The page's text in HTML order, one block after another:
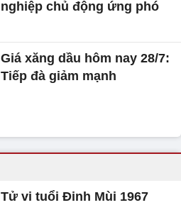
nghiệp chủ động ứng phó
Giá xăng dầu hôm nay 28/7:
Tiếp đà giảm mạnh
Tử vi tuổi Đinh Mùi 1967